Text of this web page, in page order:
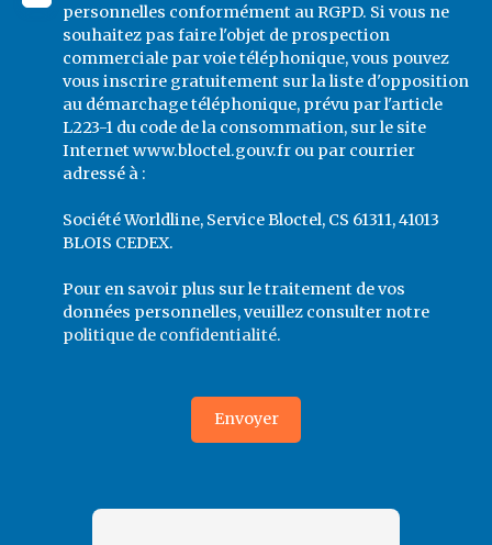
personnelles conformément au RGPD. Si vous ne
souhaitez pas faire l'objet de prospection
commerciale par voie téléphonique, vous pouvez
vous inscrire gratuitement sur la liste d'opposition
au démarchage téléphonique, prévu par l'article
L223-1 du code de la consommation, sur le site
Internet www.bloctel.gouv.fr ou par courrier
adressé à :
Société Worldline, Service Bloctel, CS 61311, 41013
BLOIS CEDEX.
Pour en savoir plus sur le traitement de vos
données personnelles, veuillez consulter notre
politique de confidentialité.
Envoyer